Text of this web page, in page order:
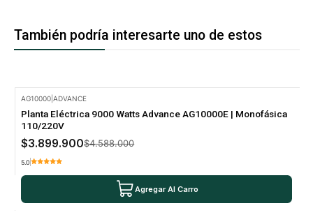
También podría interesarte uno de estos
AG10000 |ADVANCE
Planta Eléctrica 9000 Watts Advance AG10000E | Monofásica
110/220V
$3.899.900$4.588.000
5.0
Agregar Al Carro